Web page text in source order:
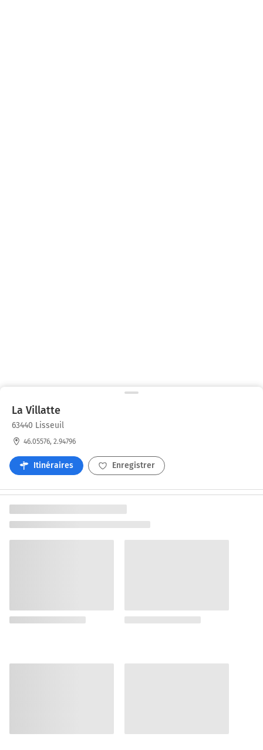
La Villatte
63440 Lisseuil
46.05576, 2.94796
Itinéraires Enregistrer